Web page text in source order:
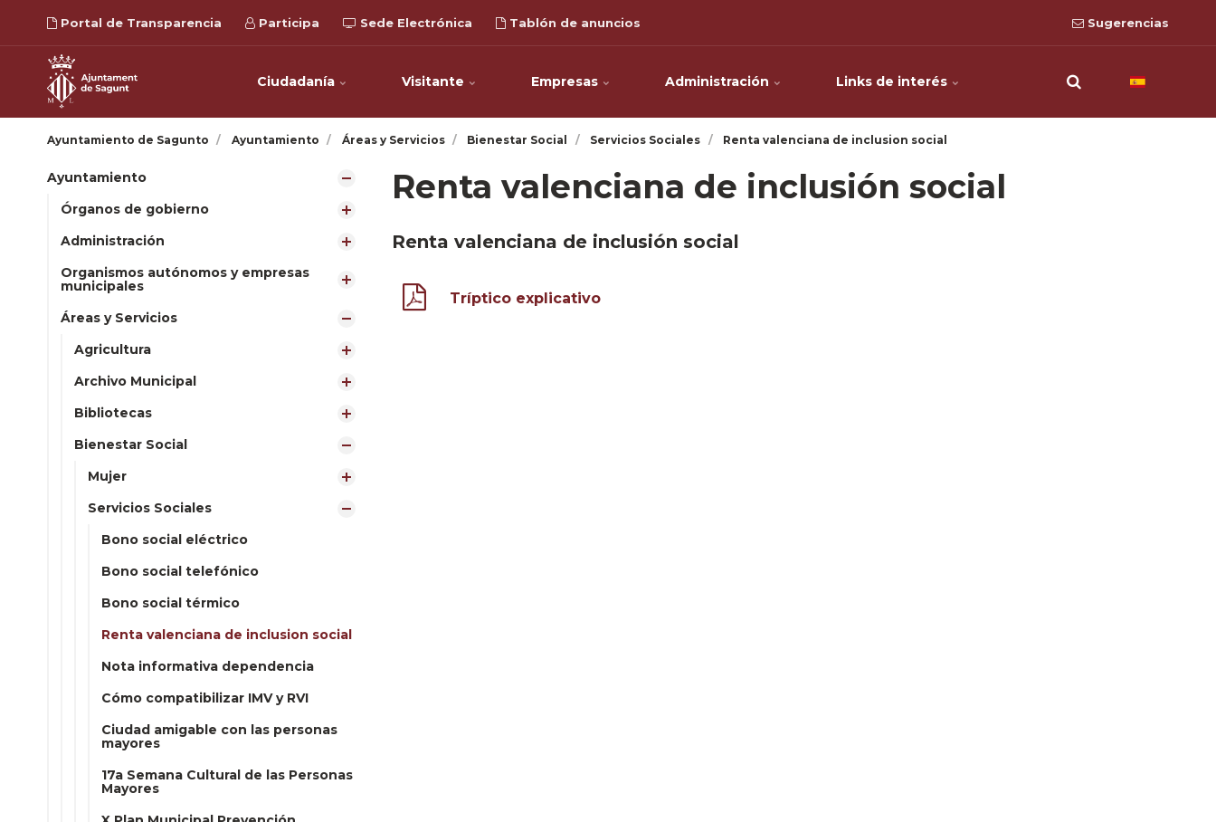
Portal de Transparencia Participa Sede Electrónica Tablón de anuncios Sugerencias
Ciudadanía Visitante Empresas Administración Links de interés
Ayuntamiento de Sagunto Ayuntamiento Áreas y Servicios Bienestar Social Servicios Sociales Renta valenciana de inclusion social
Ayuntamiento
Órganos de gobierno
Administración
Organismos autónomos y empresas
municipales
Áreas y Servicios
Agricultura
Archivo Municipal
Bibliotecas
Bienestar Social
Mujer
Servicios Sociales
Bono social eléctrico
Bono social telefónico
Bono social térmico
Renta valenciana de inclusion social
Nota informativa dependencia
Cómo compatibilizar IMV y RVI
Ciudad amigable con las personas
mayores
17a Semana Cultural de las Personas
Mayores
Renta valenciana de inclusión social
Renta valenciana de inclusión social
Tríptico explicativo